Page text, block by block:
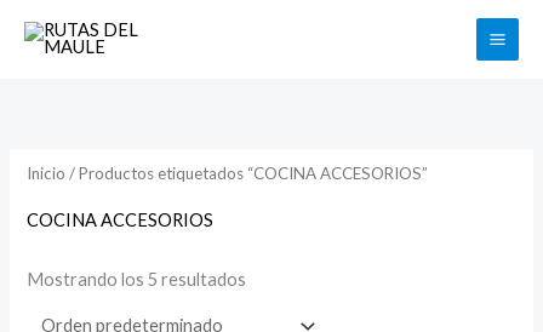
Buscar
Inicio / Productos etiquetados “COCINA ACCESORIOS”
COCINA ACCESORIOS
Mostrando los 5 resultados